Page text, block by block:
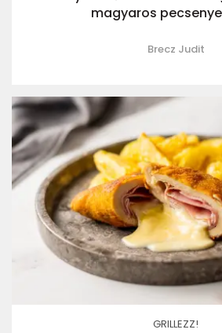
magyaros pecsenye
Brecz Judit
GRILLEZZ!